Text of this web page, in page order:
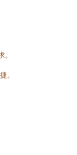
。
。